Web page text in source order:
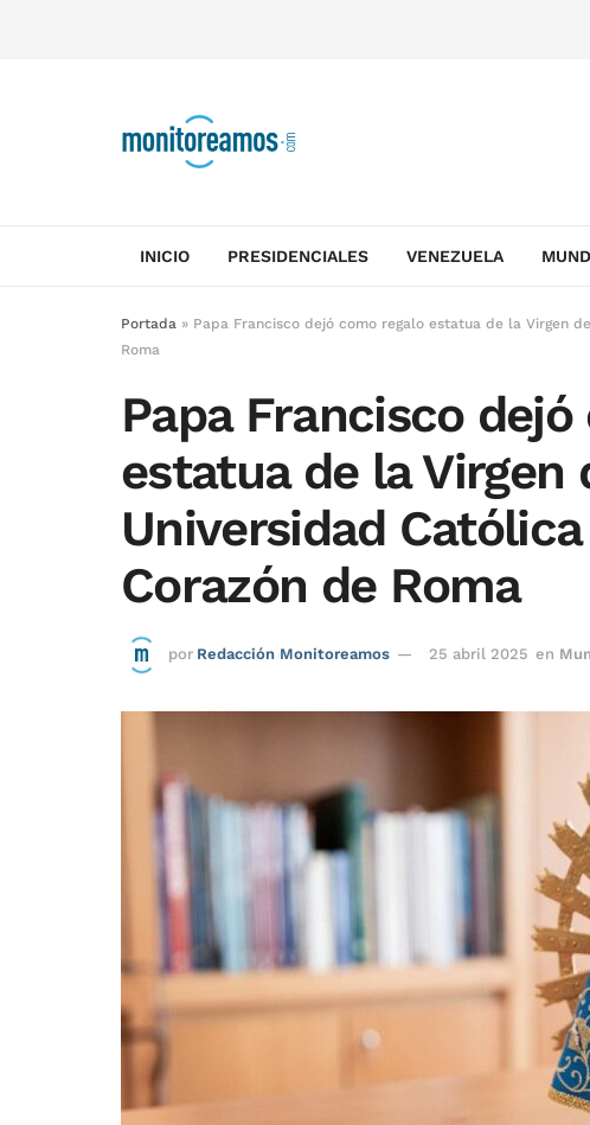
INICIO PRESIDENCIALES VENEZUELA
Portada » Papa Francisco dejó como regalo estatua de la Virgen
Roma
Papa Francisco
estatua de la Virgen
Universidad
Corazón de Roma
por Redacción Monitoreamos 25 abril 2025 en